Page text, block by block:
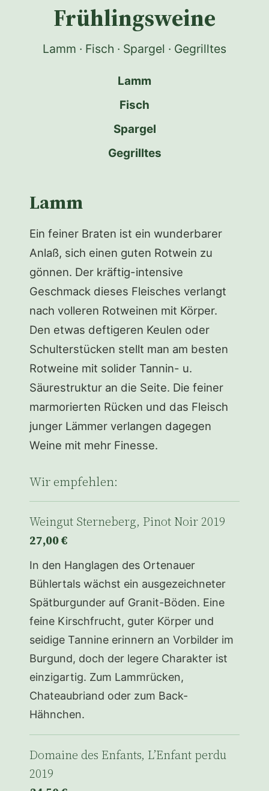
Frühlingsweine
Lamm · Fisch · Spargel · Gegrilltes
Lamm
Fisch
Spargel
Gegrilltes
Lamm
Ein feiner Braten ist ein wunderbarer
Anlaß, sich einen guten Rotwein zu
gönnen. Der kräftig-intensive
Geschmack dieses Fleisches verlangt
nach volleren Rotweinen mit Körper.
Den etwas deftigeren Keulen oder
Schulterstücken stellt man am besten
Rotweine mit solider Tannin- u.
Säurestruktur an die Seite. Die feiner
marmorierten Rücken und das Fleisch
junger Lämmer verlangen dagegen
Weine mit mehr Finesse.
Wir empfehlen:
Weingut Sterneberg, Pinot Noir 2019
27,00 €
In den Hanglagen des Ortenauer
Bühlertals wächst ein ausgezeichneter
Spätburgunder auf Granit-Böden. Eine
feine Kirschfrucht, guter Körper und
seidige Tannine erinnern an Vorbilder im
Burgund, doch der legere Charakter ist
einzigartig. Zum Lammrücken,
Chateaubriand oder zum Back-
Hähnchen.
Domaine des Enfants, L’Enfant perdu
2019